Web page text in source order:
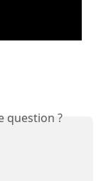
question ?